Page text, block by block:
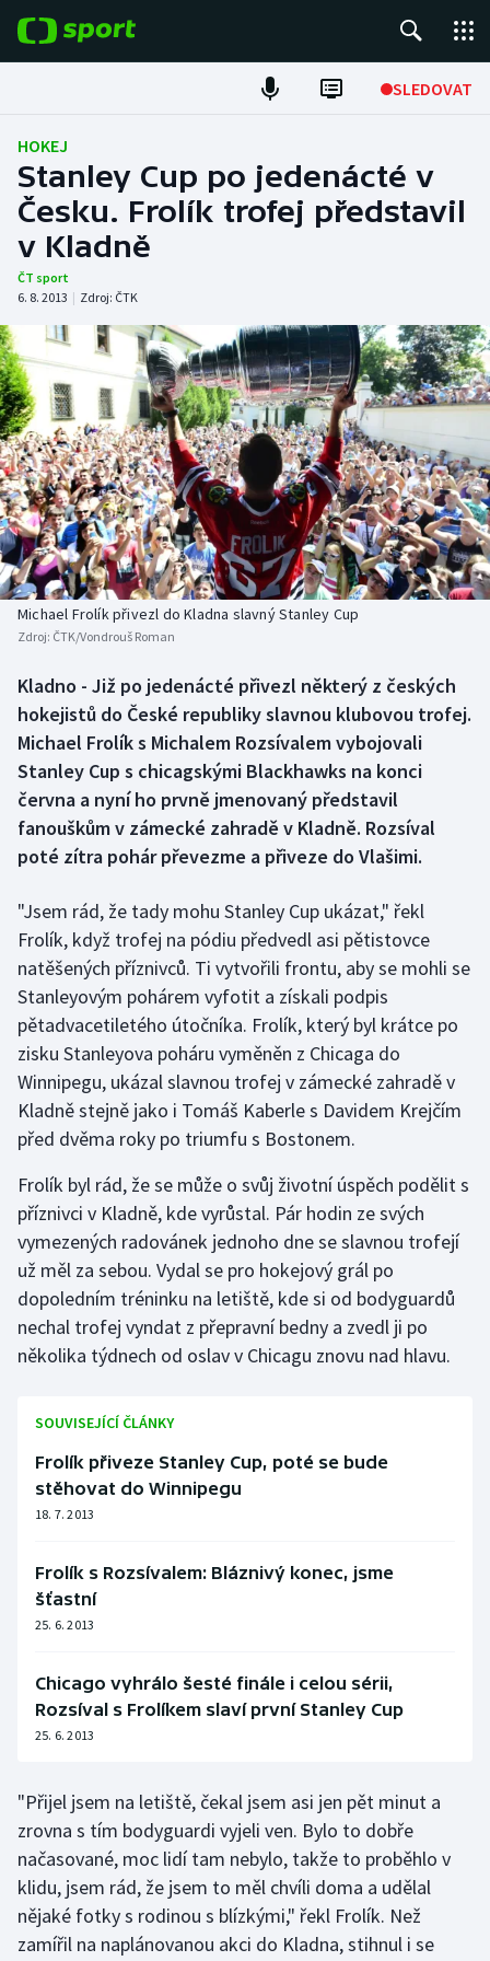
SLEDOVAT
Fotbal
Hokej
Tenis
Atletika
Cyklistika
DALŠÍ SPORTY
Americký fotbal
Baseball a softbal
Basketbal
Biatlon
Box
Curling
Dostihy
Futsal
Golf
Gymnastika
Házená
Jezdectví
Judo
Krasobruslení
Lezení
Lyže a snowboard
Motorsport
Plavání
Ragby
Rychlostní kanoistika
Short track
Sportovní střelba
NEPŘEHLÉDNĚTE
Soutěže
Historické návraty
Aplikace ČT sport
HOKEJ
Stanley Cup po jedenácté v
Česku. Frolík trofej představil
v Kladně
ČT sport
6. 8. 2013 | Zdroj: ČTK
Michael Frolík přivezl do Kladna slavný Stanley Cup
Zdroj: ČTK/Vondrouš Roman
Kladno - Již po jedenácté přivezl některý z českých
hokejistů do České republiky slavnou klubovou trofej.
Michael Frolík s Michalem Rozsívalem vybojovali
Stanley Cup s chicagskými Blackhawks na konci
června a nyní ho prvně jmenovaný představil
fanouškům v zámecké zahradě v Kladně. Rozsíval
poté zítra pohár převezme a přiveze do Vlašimi.
"Jsem rád, že tady mohu Stanley Cup ukázat," řekl
Frolík, když trofej na pódiu předvedl asi pětistovce
natěšených příznivců. Ti vytvořili frontu, aby se mohli se
Stanleyovým pohárem vyfotit a získali podpis
pětadvacetiletého útočníka. Frolík, který byl krátce po
zisku Stanleyova poháru vyměněn z Chicaga do
Winnipegu, ukázal slavnou trofej v zámecké zahradě v
Kladně stejně jako i Tomáš Kaberle s Davidem Krejčím
před dvěma roky po triumfu s Bostonem.
Frolík byl rád, že se může o svůj životní úspěch podělit s
příznivci v Kladně, kde vyrůstal. Pár hodin ze svých
vymezených radovánek jednoho dne se slavnou trofejí
už měl za sebou. Vydal se pro hokejový grál po
dopoledním tréninku na letiště, kde si od bodyguardů
nechal trofej vyndat z přepravní bedny a zvedl ji po
několika týdnech od oslav v Chicagu znovu nad hlavu.
SOUVISEJÍCÍ ČLÁNKY
Frolík přiveze Stanley Cup, poté se bude
stěhovat do Winnipegu
18. 7. 2013
Frolík s Rozsívalem: Bláznivý konec, jsme
šťastní
25. 6. 2013
Chicago vyhrálo šesté finále i celou sérii,
Rozsíval s Frolíkem slaví první Stanley Cup
25. 6. 2013
"Přijel jsem na letiště, čekal jsem asi jen pět minut a
zrovna s tím bodyguardi vyjeli ven. Bylo to dobře
načasované, moc lidí tam nebylo, takže to proběhlo v
klidu, jsem rád, že jsem to měl chvíli doma a udělal
nějaké fotky s rodinou s blízkými," řekl Frolík. Než
zamířil na naplánovanou akci do Kladna, stihnul i se